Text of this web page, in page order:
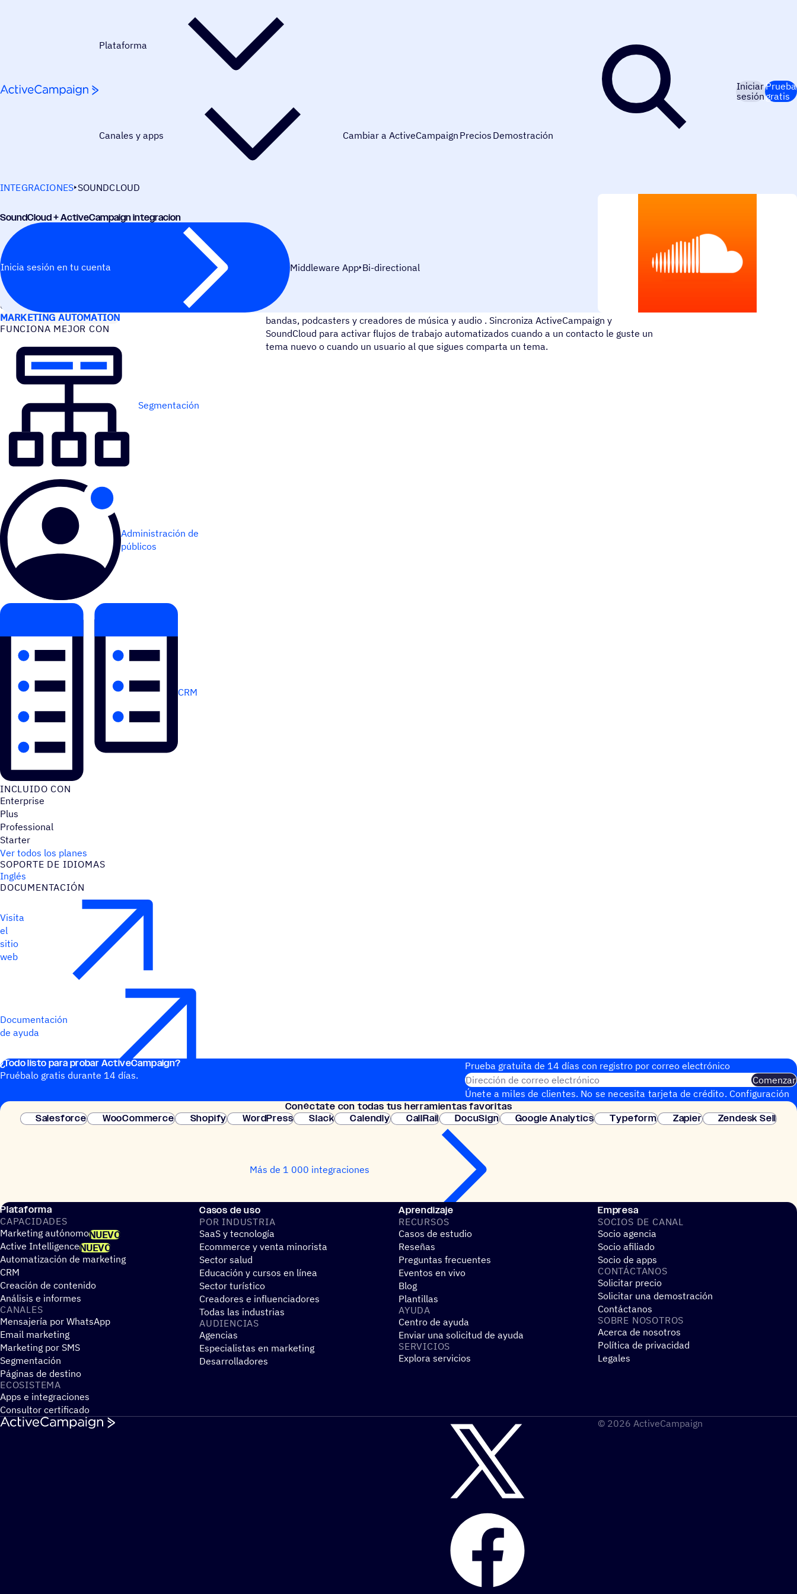
Plataforma
Canales y apps Cambiar a ActiveCampaign Precios Demostración
Iniciar
sesión
Prueba
gratis
INTEGRACIONES SOUNDCLOUD
Sound­Cloud + ActiveCampaign integracion
Inicia sesión en tu cuenta Middleware App Bi-directional
CASOS DE USO
MARKETING AUTOMATION
FUNCIONA MEJOR CON
Segmentación
Administración de
públicos
CRM
INCLUIDO CON
Enterprise
Plus
Professional
Starter
Ver todos los planes
SOPORTE DE IDIOMAS
Inglés
DOCU­MEN­TA­CIÓN
Visita
el
sitio
web
Documentación
de ayuda
SoundCloud es una aplicación de audio con la mayor comunidad del mundo de artistas,
bandas, podcasters y creadores de música y audio . Sincroniza ActiveCampaign y
SoundCloud para activar flujos de trabajo automatizados cuando a un contacto le guste un
tema nuevo o cuando un usuario al que sigues comparta un tema.
¿Todo listo para probar ActiveCampaign?
Pruébalo gratis durante 14 días.
Prueba gratuita de 14 días con regis­tro por correo electrónico
Dirección de correo electrónico
Comenzar
Únete a miles de clientes. No se necesita tarjeta de crédito. Configuración
instantánea.
Conéc­tate con todas tus herramientas favoritas
Salesforce
WooCommerce Shopify WordPress Slack Calendly CallRail DocuSign Google Analytics Typeform Zapier Zendesk Sell
Más de 1 000 integraciones
Plataforma
CAPA­CI­DA­DES
Marketing autónomoNUEVO
Active IntelligenceNUEVO
Automatización de marketing
CRM
Creación de contenido
Análisis e informes
CANALES
Mensajería por WhatsApp
Email marketing
Marketing por SMS
Segmentación
Páginas de destino
ECOSIS­TEMA
Apps e integraciones
Consultor certificado
Casos de uso
POR INDUS­TRIA
SaaS y tecnología
Ecommerce y venta minorista
Sector salud
Educación y cursos en línea
Sector turístico
Creadores e influenciadores
Todas las industrias
AUDIEN­CIAS
Agencias
Especialistas en marketing
Desarrolladores
Aprendizaje
RECUR­SOS
Casos de estudio
Reseñas
Preguntas frecuentes
Eventos en vivo
Blog
Plantillas
AYUDA
Centro de ayuda
Enviar una solicitud de ayuda
SERVI­CIOS
Explora servicios
Empresa
SOCIOS DE CANAL
Socio agencia
Socio afiliado
Socio de apps
CONTÁC­TA­NOS
Solicitar precio
Solicitar una demostración
Contáctanos
SOBRE NOSO­TROS
Acerca de nosotros
Política de privacidad
Legales
© 2026 ActiveCampaign